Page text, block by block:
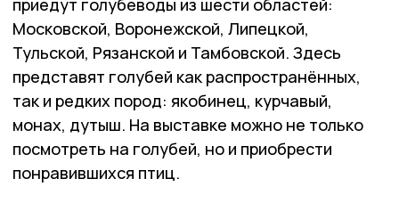
приедут голубеводы из шести областей:
Московской, Воронежской, Липецкой,
Тульской, Рязанской и Тамбовской. Здесь
представят голубей как распространённых,
так и редких пород: якобинец, курчавый,
монах, дутыш. На выставке можно не только
посмотреть на голубей, но и приобрести
понравившихся птиц.